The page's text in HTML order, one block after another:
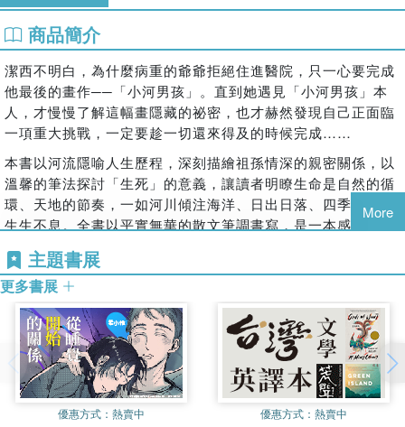
商品簡介
潔西不明白，為什麼病重的爺爺拒絕住進醫院，只一心要完成
他最後的畫作──「小河男孩」。直到她遇見「小河男孩」本
人，才慢慢了解這幅畫隱藏的祕密，也才赫然發現自己正面臨
一項重大挑戰，一定要趁一切還來得及的時候完成……
本書以河流隱喻人生歷程，深刻描繪祖孫情深的親密關係，以
溫馨的筆法探討「生死」的意義，讓讀者明瞭生命是自然的循
環、天地的節奏，一如河川傾注海洋、日出日落、四季交替般
生生不息。全書以平實無華的散文筆調書寫，是一本感人至深
More
主題書展
更多書展
優惠方式： 熱賣中 優惠方式： 熱賣中